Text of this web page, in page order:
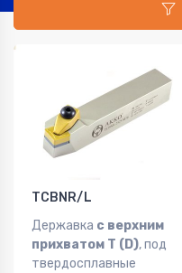
TCBNR/L
Державка с верхним
прихватом T (D), под
твердосплавные